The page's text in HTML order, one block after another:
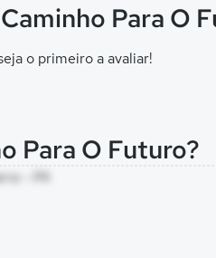
Para O
o primeiro a avaliar!
Para O Futuro?
- PA